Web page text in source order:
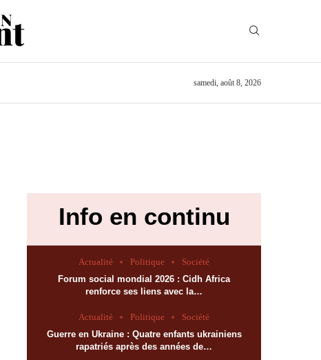
samedi, août 8, 2026
Info en continu
Actualité Politique
Société
Forum social mondial 2026 : Cidh Africa
renforce ses liens avec la…
Actualité Politique
Société
Guerre en Ukraine : Quatre enfants ukrainiens
rapatriés après des années de…